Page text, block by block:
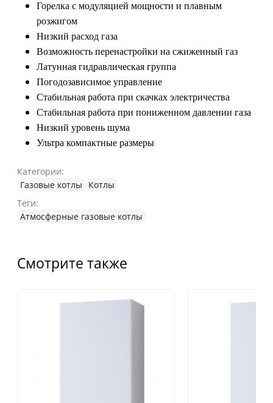
Горелка с модуляцией мощности и плавным
розжигом
Низкий расход газа
Возможность перенастройки на сжиженный газ
Латунная гидравлическая группа
Погодозависимое управление
Стабильная работа при скачках электричества
Стабильная работа при пониженном давлении газа
Низкий уровень шума
Ультра компактные размеры
Категории:
Газовые котлы
Котлы
Теги:
Атмосферные газовые котлы
Смотрите также